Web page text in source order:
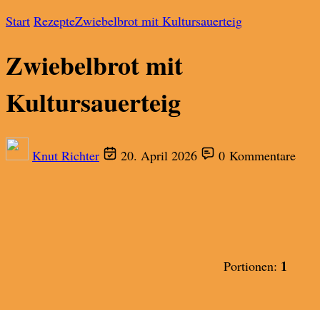
Start RezepteZwiebelbrot mit Kultursauerteig
Zwiebelbrot mit
Kultursauerteig
Knut Richter 20. April 2026 0 Kommentare
Portionen: 1